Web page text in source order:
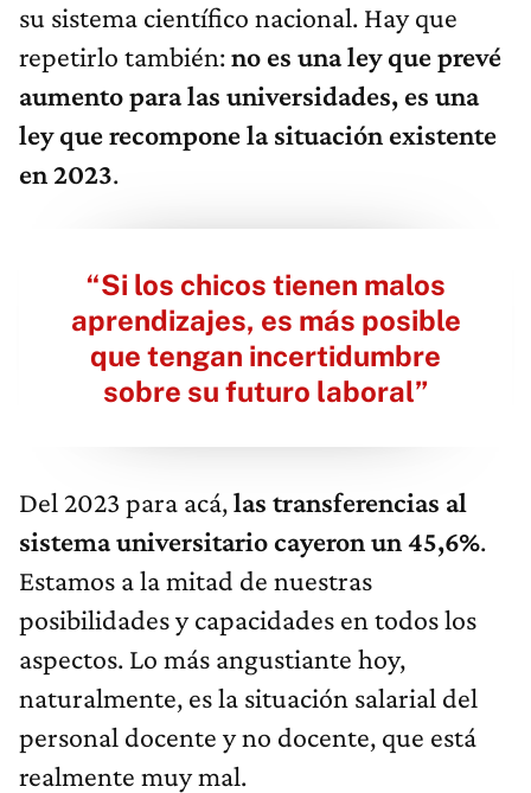
su sistema científico nacional. Hay que
repetirlo también:no es una ley que prevé
aumento para las universidades, es una
ley que recompone la situación existente
en 2023.
“Si los chicos tienen malos
aprendizajes, es más posible
que tengan incertidumbre
sobre su futuro laboral”
Del 2023 para acá,las transferencias al
sistema universitario cayeron un 45,6%.
Estamos a la mitad de nuestras
posibilidades y capacidades en todos los
aspectos. Lo más angustiante hoy,
naturalmente, es la situación salarial del
personal docente y no docente, que está
realmente muy mal.